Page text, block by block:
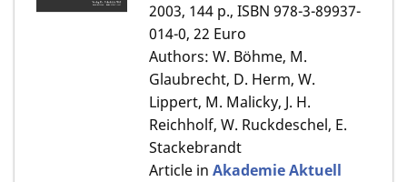
2003, 144 p., ISBN 978-3-89937-
014-0, 22 Euro
Authors: W. Böhme, M.
Glaubrecht, D. Herm, W.
Lippert, M. Malicky, J. H.
Reichholf, W. Ruckdeschel, E.
Stackebrandt
Article in Akademie Aktuell